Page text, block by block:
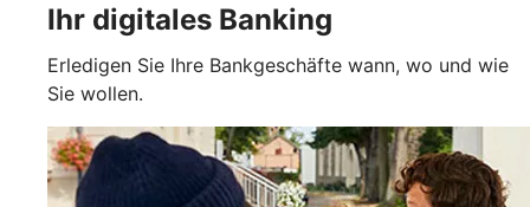
Ihr digitales Banking
Erledigen Sie Ihre Bankgeschäfte wann, wo und wie
Sie wollen.